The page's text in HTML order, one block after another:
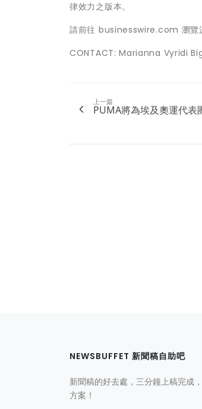
律效力之版本。
請前往 businesswire.com 瀏覽
CONTACT: Marianna Vyridi
上一篇
PUMA將為埃及奧運代表
NEWSBUFFET 新聞稿自助吧
新聞稿的好去處，三分鐘上稿完成
方案！